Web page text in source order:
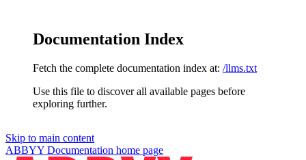
Documentation Index
Fetch the complete documentation index at: /llms.txt
Use this file to discover all available pages before
exploring further.
Skip to main content
ABBYY Documentation home page